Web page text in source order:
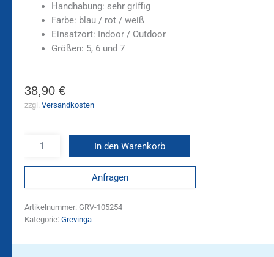
Handhabung: sehr griffig
Farbe: blau / rot / weiß
Einsatzort: Indoor / Outdoor
Größen: 5, 6 und 7
38,90 €
zzgl. Versandkosten
In den Warenkorb
Anfragen
Artikelnummer: GRV-105254
Kategorie: Grevinga